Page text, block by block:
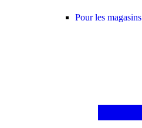
Pour les magasins